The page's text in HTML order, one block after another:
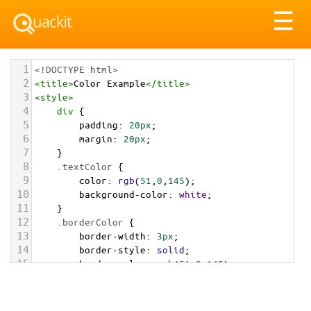
☰
1 <!DOCTYPE html>
2 <title>Color Example</title>
3 <style>
4 div {
5 padding: 20px;
6 margin: 20px;
7 }
8 .textColor {
9 color: rgb(51 0 145);
10 background-color: white;
11 }
12 .borderColor {
13 border-width: 3px;
14 border-style: solid;
15 border-color: rgb(51,0,145);